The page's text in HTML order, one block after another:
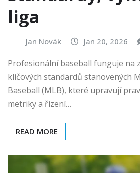
liga
Jan Novák Jan 20, 2026
Profesionální baseball funguje na
klíčových standardů stanovených
Baseball (MLB), které upravují
metriky a řízení…
READ MORE